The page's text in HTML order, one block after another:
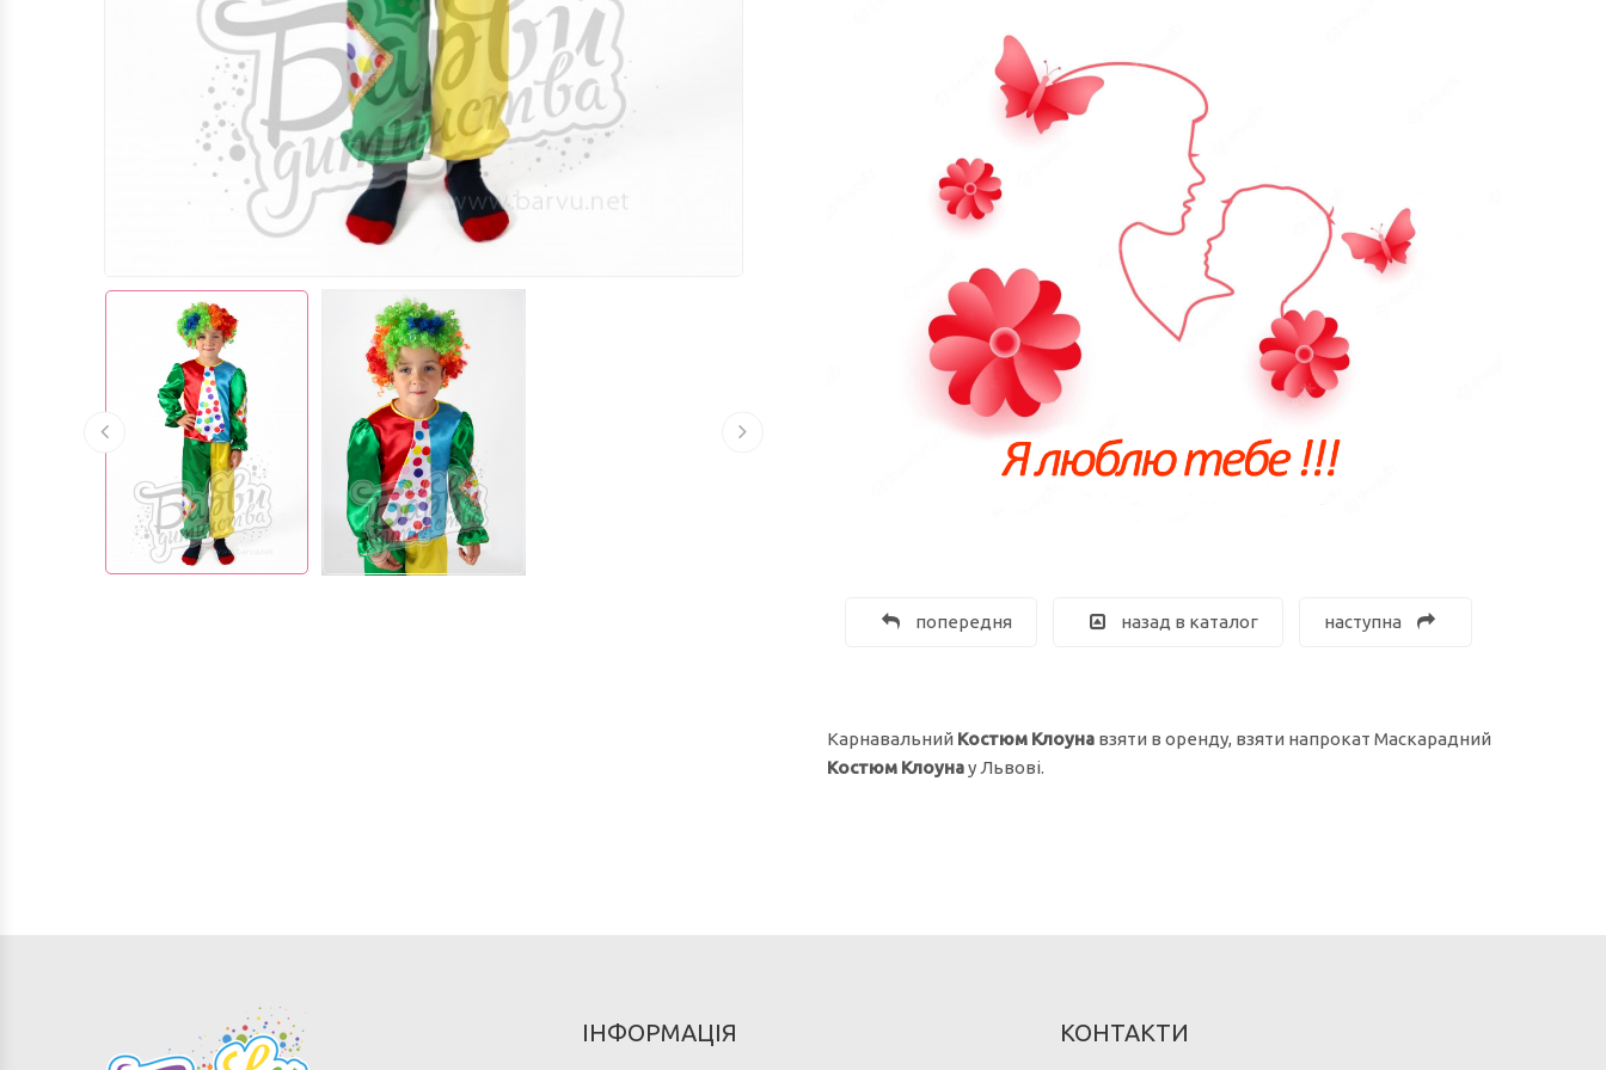
МОРСЬКЕ ЦАРСТВО (М.ЛЬВІВ)
ШКОЛА / СВЯТО "ВЕЛИКДЕНЬ"ТА ІНШІ
КОСТЮМИ ДЖЕНТЕЛЬМЕНІВ,
КОСТЮМИ CТИЛЯГ, КОСТЮМИ
БАТЯРІВ (М.ЛЬВІВ)
попередня назад в каталог наступна
Карнавальний Костюм Клоуна взяти в оренду, взяти напрокат Маскарадний
Костюм Клоунау Львові.
ІНФОРМАЦІЯ КОНТАКТИ